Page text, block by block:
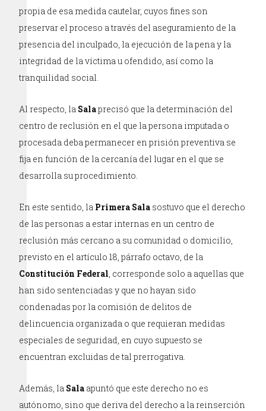
propia de esa medida cautelar, cuyos fines son
preservar el proceso a través del aseguramiento de la
presencia del inculpado, la ejecución de la pena y la
integridad de la víctima u ofendido, así como la
tranquilidad social.
Al respecto, la Salaprecisó que la determinación del
centro de reclusión en el que la persona imputada o
procesada deba permanecer en prisión preventiva se
fija en función de la cercanía del lugar en el que se
desarrolla su procedimiento.
En este sentido, la Primera Sala sostuvo que el derecho
de las personas a estar internas en un centro de
reclusión más cercano a su comunidad o domicilio,
previsto en el artículo 18, párrafo octavo, de la
Constitución Federal, corresponde solo a aquellas que
han sido sentenciadas y que no hayan sido
condenadas por la comisión de delitos de
delincuencia organizada o que requieran medidas
especiales de seguridad, en cuyo supuesto se
encuentran excluidas de tal prerrogativa.
Además, la Sala apuntó que este derecho no es
autónomo, sino que deriva del derecho a la reinserción